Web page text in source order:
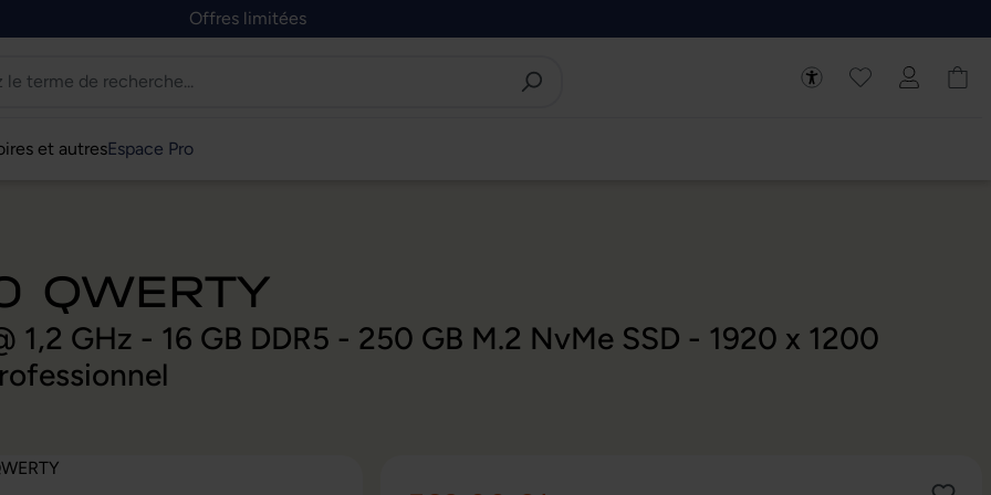
Offres limitées
et autresEspace Pro
GHz - 16 GB DDR5 - 250 GB M.2 NvMe SSD - 1920 x 1200